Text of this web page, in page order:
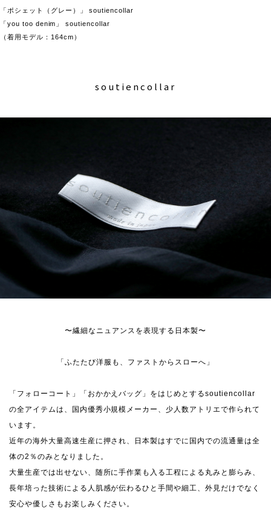
「ポシェット（グレー）」 soutiencollar
「you too denim」 soutiencollar
（着用モデル：164cm）
soutiencollar
〜繊細なニュアンスを表現する日本製〜
「ふたたび洋服も、ファストからスローへ」
「フォローコート」「おかかえバッグ」をはじめとするsoutiencollar
の全アイテムは、国内優秀小規模メーカー、少人数アトリエで作られて
います。
近年の海外大量高速生産に押され、日本製はすでに国内での流通量は全
体の2％のみとなりました。
大量生産では出せない、随所に手作業も入る工程による丸みと膨らみ、
長年培った技術による人肌感が伝わるひと手間や細工、外見だけでなく
安心や優しさもお楽しみください。